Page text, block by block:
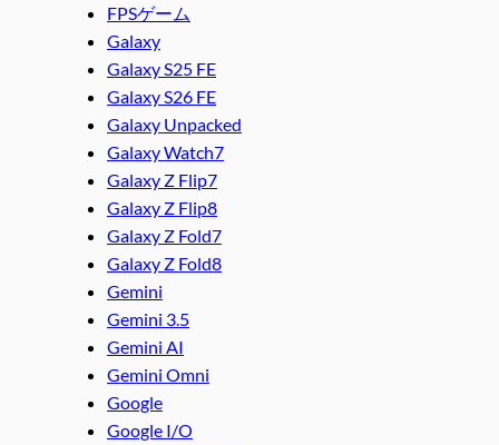
FPSゲーム
Galaxy
Galaxy S25 FE
Galaxy S26 FE
Galaxy Unpacked
Galaxy Watch7
Galaxy Z Flip7
Galaxy Z Flip8
Galaxy Z Fold7
Galaxy Z Fold8
Gemini
Gemini 3.5
Gemini AI
Gemini Omni
Google
Google I/O